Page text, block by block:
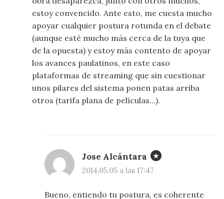
estoy convencido. Ante esto, me cuesta mucho
apoyar cualquier postura rotunda en el debate
(aunque esté mucho más cerca de la tuya que
de la opuesta) y estoy más contento de apoyar
los avances paulatinos, en este caso
plataformas de streaming que sin cuestionar
unos pilares del sistema ponen patas arriba
otros (tarifa plana de películas…).
Jose Alcántara
2014.05.05 a las 17:47
Bueno, entiendo tu postura, es coherente